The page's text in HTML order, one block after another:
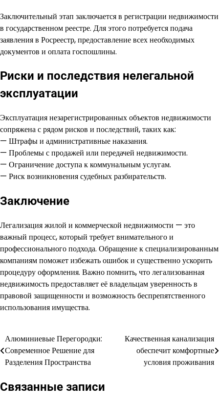
Заключительный этап заключается в регистрации недвижимости
в государственном реестре. Для этого потребуется подача
заявления в Росреестр, предоставление всех необходимых
документов и оплата госпошлины.
Риски и последствия нелегальной
эксплуатации
Эксплуатация незарегистрированных объектов недвижимости
сопряжена с рядом рисков и последствий, таких как:
— Штрафы и административные наказания.
— Проблемы с продажей или передачей недвижимости.
— Ограничение доступа к коммунальным услугам.
— Риск возникновения судебных разбирательств.
Заключение
Легализация жилой и коммерческой недвижимости — это
важный процесс, который требует внимательного и
профессионального подхода. Обращение к специализированным
компаниям поможет избежать ошибок и существенно ускорить
процедуру оформления. Важно помнить, что легализованная
недвижимость предоставляет её владельцам уверенность в
правовой защищенности и возможность беспрепятственного
использования имущества.
Навигация
по
Алюминиевые Перегородки:
Современное Решение для
Разделения Пространства
Качественная канализация
обеспечит комфортные
условия проживания
Связанные записи